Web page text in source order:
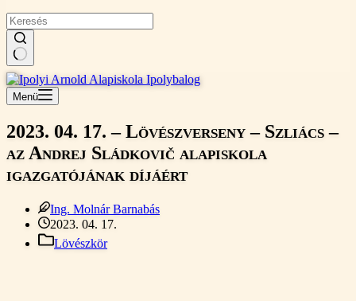
Nincs
találat
Menü
2023. 04. 17. – Lövészverseny – Szliács –
az Andrej Sládkovič alapiskola
igazgatójának díjáért
Ing. Molnár Barnabás
2023. 04. 17.
Lövészkör